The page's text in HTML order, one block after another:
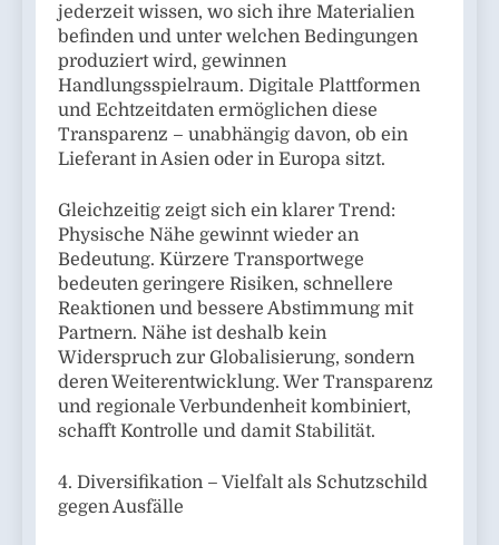
jederzeit wissen, wo sich ihre Materialien
befinden und unter welchen Bedingungen
produziert wird, gewinnen
Handlungsspielraum. Digitale Plattformen
und Echtzeitdaten ermöglichen diese
Transparenz – unabhängig davon, ob ein
Lieferant in Asien oder in Europa sitzt.
Gleichzeitig zeigt sich ein klarer Trend:
Physische Nähe gewinnt wieder an
Bedeutung. Kürzere Transportwege
bedeuten geringere Risiken, schnellere
Reaktionen und bessere Abstimmung mit
Partnern. Nähe ist deshalb kein
Widerspruch zur Globalisierung, sondern
deren Weiterentwicklung. Wer Transparenz
und regionale Verbundenheit kombiniert,
schafft Kontrolle und damit Stabilität.
4. Diversifikation – Vielfalt als Schutzschild
gegen Ausfälle